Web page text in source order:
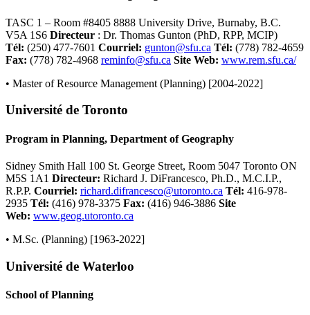
TASC 1 – Room #8405 8888 University Drive, Burnaby, B.C.
V5A 1S6 Directeur : Dr. Thomas Gunton (PhD, RPP, MCIP)
Tél: (250) 477-7601 Courriel: gunton@sfu.ca Tél: (778) 782-4659
Fax: (778) 782-4968 reminfo@sfu.ca Site Web: www.rem.sfu.ca/
• Master of Resource Management (Planning) [2004-2022]
Université de Toronto
Program in Planning, Department of Geography
Sidney Smith Hall 100 St. George Street, Room 5047 Toronto ON
M5S 1A1 Directeur: Richard J. DiFrancesco, Ph.D., M.C.I.P.,
R.P.P. Courriel: richard.difrancesco@utoronto.ca Tél: 416-978-
2935 Tél: (416) 978-3375 Fax: (416) 946-3886 Site
Web: www.geog.utoronto.ca
• M.Sc. (Planning) [1963-2022]
Université de Waterloo
School of Planning